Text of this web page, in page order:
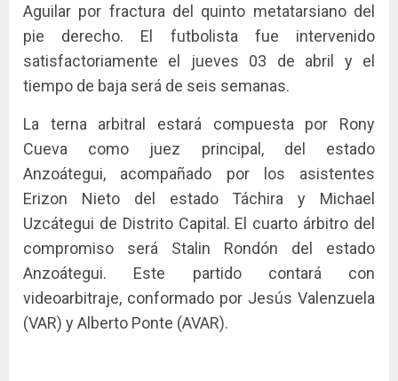
Aguilar por fractura del quinto metatarsiano del
pie derecho. El futbolista fue intervenido
satisfactoriamente el jueves 03 de abril y el
tiempo de baja será de seis semanas.
La terna arbitral estará compuesta por Rony
Cueva como juez principal, del estado
Anzoátegui, acompañado por los asistentes
Erizon Nieto del estado Táchira y Michael
Uzcátegui de Distrito Capital. El cuarto árbitro del
compromiso será Stalin Rondón del estado
Anzoátegui. Este partido contará con
videoarbitraje, conformado por Jesús Valenzuela
(VAR) y Alberto Ponte (AVAR).